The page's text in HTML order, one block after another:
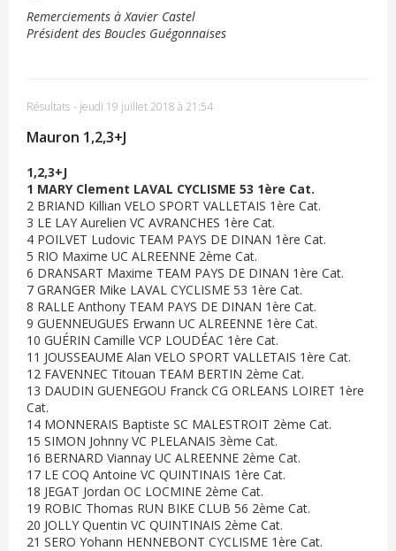
Remerciements à Xavier Castel
Président des Boucles Guégonnaises
Résultats - jeudi 19 juillet 2018 à 21:54
Mauron 1,2,3+J
1,2,3+J
1 MARY Clement LAVAL CYCLISME 53 1ère Cat.
2 BRIAND Killian VELO SPORT VALLETAIS 1ère Cat.
3 LE LAY Aurelien VC AVRANCHES 1ère Cat.
4 POILVET Ludovic TEAM PAYS DE DINAN 1ère Cat.
5 RIO Maxime UC ALREENNE 2ème Cat.
6 DRANSART Maxime TEAM PAYS DE DINAN 1ère Cat.
7 GRANGER Mike LAVAL CYCLISME 53 1ère Cat.
8 RALLE Anthony TEAM PAYS DE DINAN 1ère Cat.
9 GUENNEUGUES Erwann UC ALREENNE 1ère Cat.
10 GUÉRIN Camille VCP LOUDÉAC 1ère Cat.
11 JOUSSEAUME Alan VELO SPORT VALLETAIS 1ère Cat.
12 FAVENNEC Titouan TEAM BERTIN 2ème Cat.
13 DAUDIN GUENEGOU Franck CG ORLEANS LOIRET 1ère
Cat.
14 MONNERAIS Baptiste SC MALESTROIT 2ème Cat.
15 SIMON Johnny VC PLELANAIS 3ème Cat.
16 BERNARD Viannay UC ALREENNE 2ème Cat.
17 LE COQ Antoine VC QUINTINAIS 1ère Cat.
18 JEGAT Jordan OC LOCMINE 2ème Cat.
19 ROBIC Thomas RUN BIKE CLUB 56 2ème Cat.
20 JOLLY Quentin VC QUINTINAIS 2ème Cat.
21 SERO Yohann HENNEBONT CYCLISME 1ère Cat.